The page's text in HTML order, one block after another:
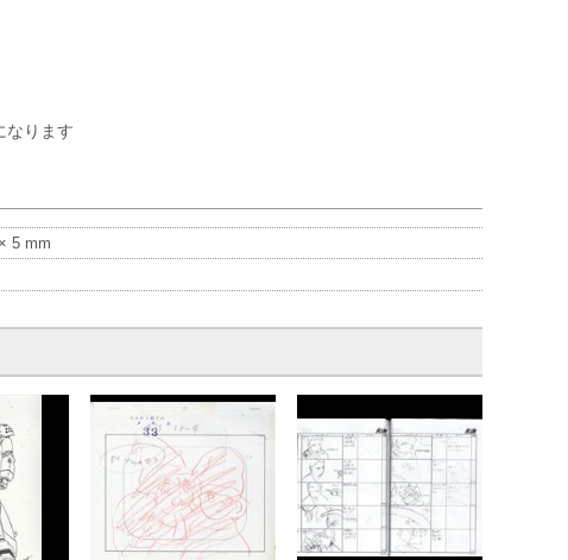
なります
5 mm